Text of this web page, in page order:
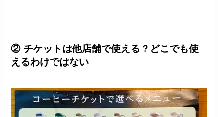
② チケットは他店舗で使える？どこでも使
えるわけではない